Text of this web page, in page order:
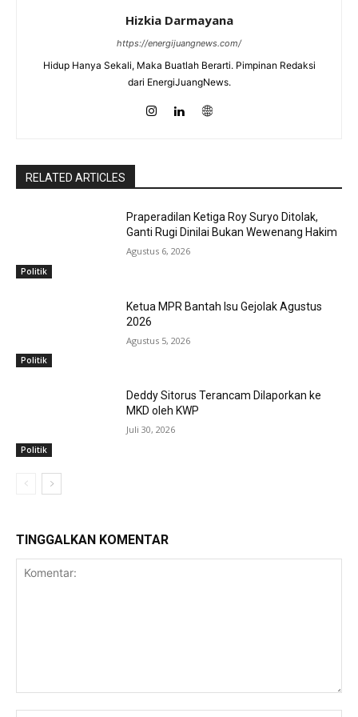
Hizkia Darmayana
https://energijuangnews.com/
Hidup Hanya Sekali, Maka Buatlah Berarti. Pimpinan Redaksi
dari EnergiJuangNews.
RELATED ARTICLES
Politik
Praperadilan Ketiga Roy Suryo Ditolak,
Ganti Rugi Dinilai Bukan Wewenang Hakim
Agustus 6, 2026
Politik
Ketua MPR Bantah Isu Gejolak Agustus
2026
Agustus 5, 2026
Politik
Deddy Sitorus Terancam Dilaporkan ke
MKD oleh KWP
Juli 30, 2026
TINGGALKAN KOMENTAR